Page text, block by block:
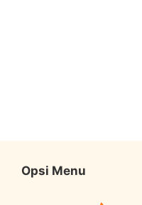
Opsi Menu